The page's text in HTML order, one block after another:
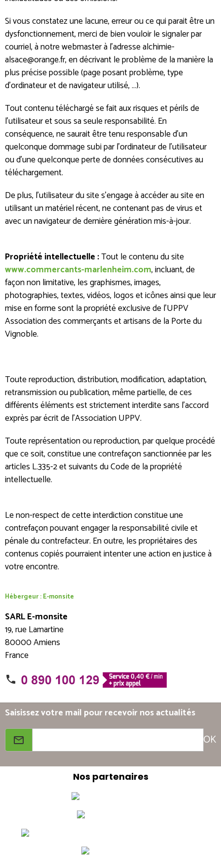
Si vous constatez une lacune, erreur ou ce qui parait être un
dysfonctionnement, merci de bien vouloir le signaler par
courriel, à notre webmaster à l’adresse alchimie-
alsace@orange.fr, en décrivant le problème de la manière la
plus précise possible (page posant problème, type
d’ordinateur et de navigateur utilisé, …).
Tout contenu téléchargé se fait aux risques et périls de
l’utilisateur et sous sa seule responsabilité. En
conséquence, ne saurait être tenu responsable d’un
quelconque dommage subi par l’ordinateur de l’utilisateur
ou d’une quelconque perte de données consécutives au
téléchargement.
De plus, l’utilisateur du site s’engage à accéder au site en
utilisant un matériel récent, ne contenant pas de virus et
avec un navigateur de dernière génération mis-à-jour.
Propriété intellectuelle :Tout le contenu du site
www.commercants-marlenheim.com, incluant, de
façon non limitative, les graphismes, images,
photographies, textes, vidéos, logos et icônes ainsi que leur
mise en forme sont la propriété exclusive de l'UPPV
Association des commerçants et artisans de la Porte du
Vignoble.
Toute reproduction, distribution, modification, adaptation,
retransmission ou publication, même partielle, de ces
différents éléments est strictement interdite sans l’accord
exprès par écrit de l'Association UPPV.
Toute représentation ou reproduction, par quelque procédé
que ce soit, constitue une contrefaçon sanctionnée par les
articles L.335-2 et suivants du Code de la propriété
intellectuelle.
Le non-respect de cette interdiction constitue une
contrefaçon pouvant engager la responsabilité civile et
pénale du contrefacteur. En outre, les propriétaires des
contenus copiés pourraient intenter une action en justice à
votre encontre.
Hébergeur : E-monsite
SARL E-monsite
19, rue Lamartine
80000 Amiens
France
Saisissez votre mail pour recevoir nos actualités
OK
Nos partenaires